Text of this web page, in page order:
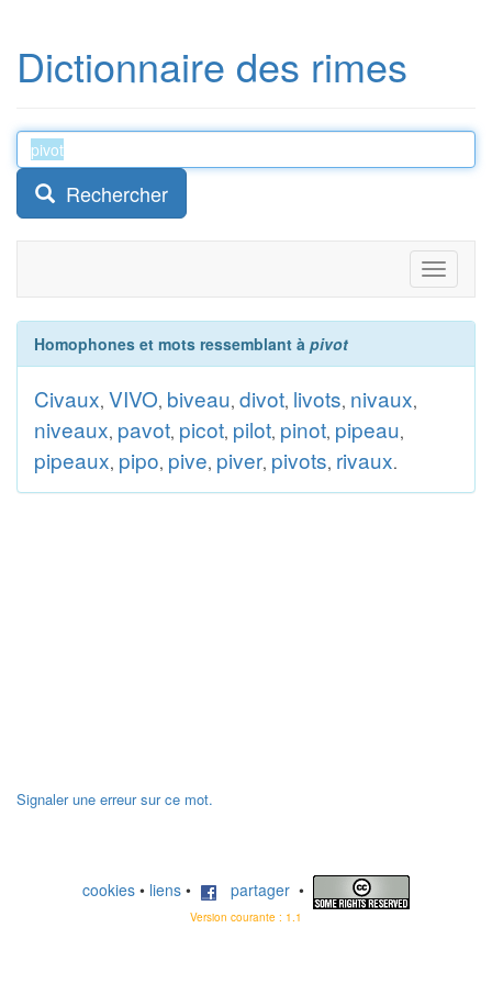
Dictionnaire des rimes
Rechercher
Toggle
Homophones et mots ressemblant à pivot
Civaux, VIVO, biveau, divot, livots, nivaux,
niveaux, pavot, picot, pilot, pinot, pipeau,
pipeaux, pipo, pive, piver, pivots, rivaux.
Signaler une erreur sur ce mot.
cookies • liens • partager •
Version courante : 1.1